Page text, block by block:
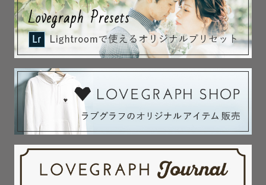
るみと一緒に寝ていたよね！
このフライパン使っていたね！あのイス懐かしいね！と思
い出話の1つになれば嬉しいです✨
場所見知りをしてしまうお子さんでも、毎日過ごしている
お家なら、
のびのびとしたお姿を残せるのではないでしょうか☺️
お外での撮影は不安だなと思う方にも、お家フォトがおす
すめです♡
天候に左右されない点も良いですよね♡ゆったりまったり
と、日常の何気ない日々を残しませんか？